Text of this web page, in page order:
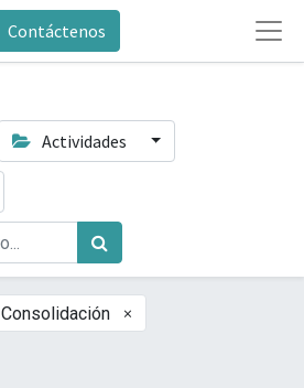
Contáctenos
Actividades
Consolidación ×